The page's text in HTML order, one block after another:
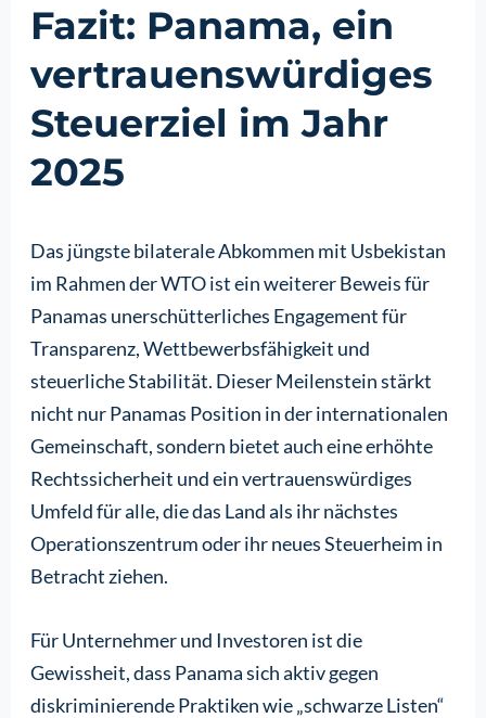
Fazit: Panama, ein
vertrauenswürdiges
Steuerziel im Jahr
2025
Das jüngste bilaterale Abkommen mit Usbekistan
im Rahmen der WTO ist ein weiterer Beweis für
Panamas unerschütterliches Engagement für
Transparenz, Wettbewerbsfähigkeit und
steuerliche Stabilität. Dieser Meilenstein stärkt
nicht nur Panamas Position in der internationalen
Gemeinschaft, sondern bietet auch eine erhöhte
Rechtssicherheit und ein vertrauenswürdiges
Umfeld für alle, die das Land als ihr nächstes
Operationszentrum oder ihr neues Steuerheim in
Betracht ziehen.
Für Unternehmer und Investoren ist die
Gewissheit, dass Panama sich aktiv gegen
diskriminierende Praktiken wie „schwarze Listen“